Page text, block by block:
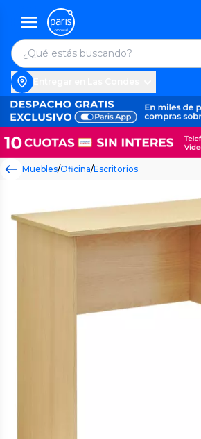
Muebles/Oficina/Escritorios